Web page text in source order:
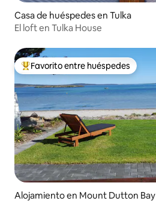
Casa de huéspedes en Tulka
El loft en Tulka House
Favorito entre huéspedes preferido
Favorito entre huéspedes
Alojamiento en Mount Dutton Bay